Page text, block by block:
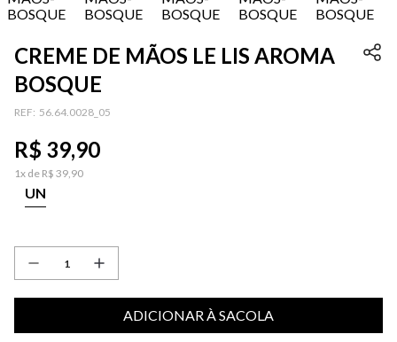
CREME DE MÃOS LE LIS AROMA
BOSQUE
: 56.64.0028_05
R$ 39,90
1x de R$ 39,90
UN
ADICIONAR À SACOLA